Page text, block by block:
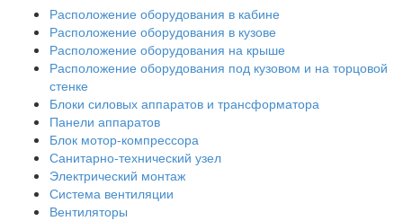
Расположение оборудования в кабине
Расположение оборудования в кузове
Расположение оборудования на крыше
Расположение оборудования под кузовом и на торцовой
стенке
Блоки силовых аппаратов и трансформатора
Панели аппаратов
Блок мотор-компрессора
Санитарно-технический узел
Электрический монтаж
Система вентиляции
Вентиляторы